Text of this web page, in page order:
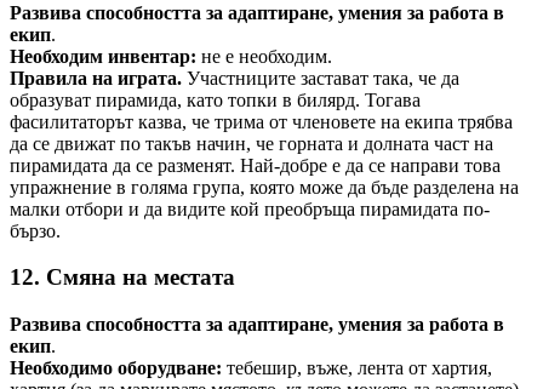
Развива способността за адаптиране, умения за работа в
екип.
Необходим инвентар: не е необходим.
Правила на играта. Участниците застават така, че да
образуват пирамида, като топки в билярд. Тогава
фасилитаторът казва, че трима от членовете на екипа трябва
да се движат по такъв начин, че горната и долната част на
пирамидата да се разменят. Най-добре е да се направи това
упражнение в голяма група, която може да бъде разделена на
малки отбори и да видите кой преобръща пирамидата по-
бързо.
12. Смяна на местата
Развива способността за адаптиране, умения за работа в
екип.
Необходимо оборудване: тебешир, въже, лента от хартия,